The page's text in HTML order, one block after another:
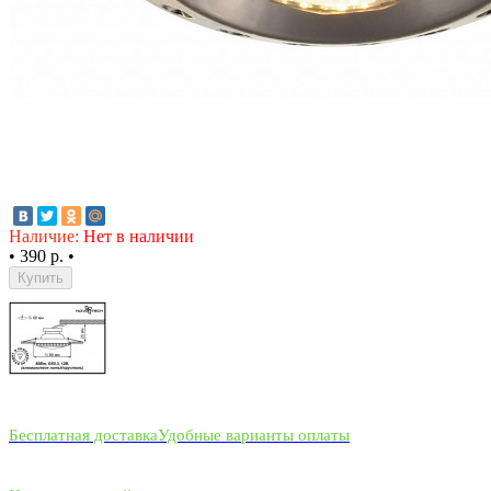
Наличие: Нет в наличии
• 390 р. •
Купить
Бесплатная доставкаУдобные варианты оплаты